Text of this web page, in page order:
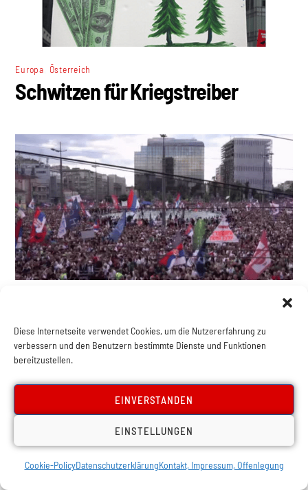
Diese Internetseite verwendet Cookies, um die Nutzererfahrung zu
verbessern und den Benutzern bestimmte Dienste und Funktionen
bereitzustellen.
EINVERSTANDEN
EINSTELLUNGEN
Cookie-PolicyDatenschutzerklärungKontakt, Impressum, Offenlegung
Europa Österreich
Schwitzen für Kriegstreiber
Serbien: Sackgasse
Nationalismus